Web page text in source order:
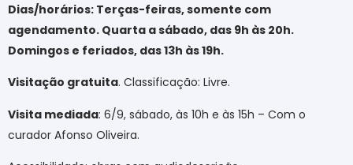
Dias/horários: Terças-feiras, somente com
agendamento. Quarta a sábado, das 9h às 20h.
Domingos e feriados, das 13h às 19h.
Visitação gratuita. Classificação: Livre.
Visita mediada: 6/9, sábado, às 10h e às 15h – Com o
curador Afonso Oliveira.